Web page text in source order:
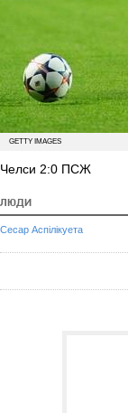
GETTY IMAGES
Челси 2:0 ПСЖ
ЛЮДИ
Сесар Аспілікуета